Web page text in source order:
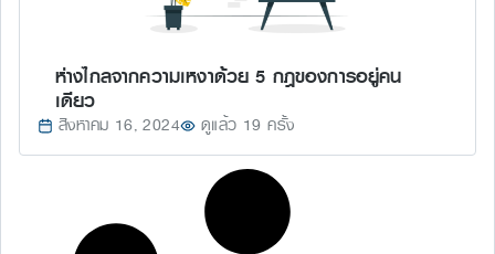
ห่างไกลจากความเหงาด้วย 5 กฎของการอยู่คน
เดียว
สิงหาคม 16, 2024 ดูแล้ว 19 ครั้ง